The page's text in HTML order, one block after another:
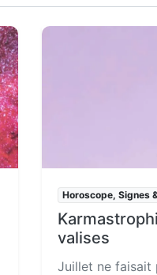
Horoscope, Signes
valises
Juillet ne faisait